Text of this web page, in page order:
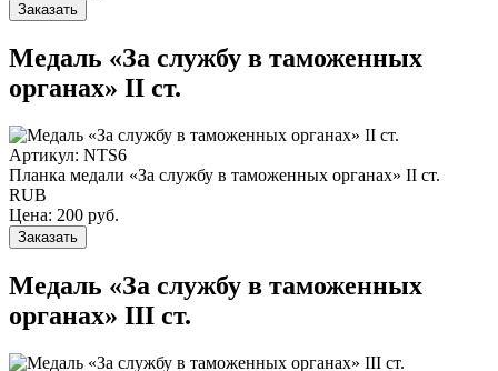
Заказать
Медаль «За службу в таможенных
органах» II ст.
Артикул: NTS6
Планка медали «За службу в таможенных органах» II ст.
RUB
Цена: 200 руб.
Заказать
Медаль «За службу в таможенных
органах» III ст.